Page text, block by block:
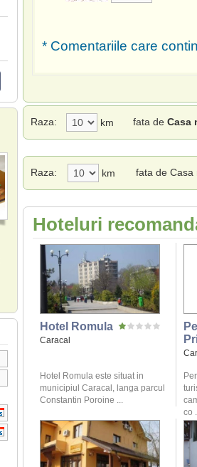
* Comentariile care
Raza: km fata de Casa
Raza: km fata de Casa
Hoteluri
Hotel Romula
Caracal
Hotel Romula este situat in
municipiul Caracal, langa parcul
Constantin Poroine ...
co